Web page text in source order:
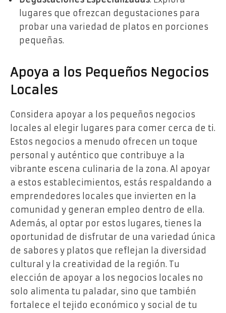
lugares que ofrezcan degustaciones para
probar una variedad de platos en porciones
pequeñas.
Apoya a los Pequeños Negocios
Locales
Considera apoyar a los pequeños negocios
locales al elegir lugares para comer cerca de ti.
Estos negocios a menudo ofrecen un toque
personal y auténtico que contribuye a la
vibrante escena culinaria de la zona. Al apoyar
a estos establecimientos, estás respaldando a
emprendedores locales que invierten en la
comunidad y generan empleo dentro de ella.
Además, al optar por estos lugares, tienes la
oportunidad de disfrutar de una variedad única
de sabores y platos que reflejan la diversidad
cultural y la creatividad de la región. Tu
elección de apoyar a los negocios locales no
solo alimenta tu paladar, sino que también
fortalece el tejido económico y social de tu